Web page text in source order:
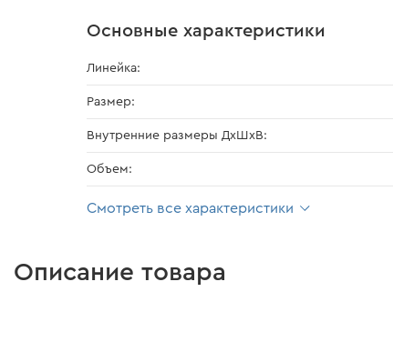
Основные характеристики
Линейка:
Размер:
Внутренние размеры ДхШхВ:
Объем:
Смотреть все характеристики
Описание товара